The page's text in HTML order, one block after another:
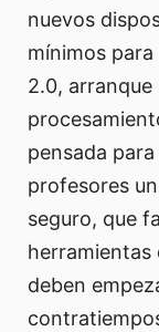
nuevos
mínimos para
2.0,
pensada
profesores
seguro, que
herramientas
deben